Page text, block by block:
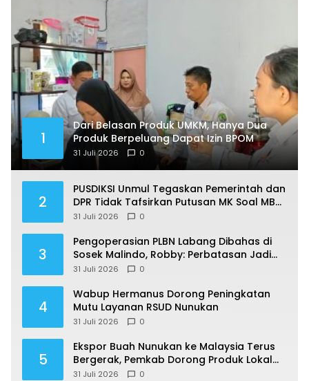
1
Dari Belasan Produk UMKM, Hanya Dua
Produk Berpeluang Dapat Izin BPOM
31 Juli 2026 0
2
PUSDIKSI Unmul Tegaskan Pemerintah dan
DPR Tidak Tafsirkan Putusan MK Soal MBG
Sesuka Hati
31 Juli 2026 0
3
Pengoperasian PLBN Labang Dibahas di
Sosek Malindo, Robby: Perbatasan Jadi
Motor Ekonomi
31 Juli 2026 0
4
Wabup Hermanus Dorong Peningkatan
Mutu Layanan RSUD Nunukan
31 Juli 2026 0
5
Ekspor Buah Nunukan ke Malaysia Terus
Bergerak, Pemkab Dorong Produk Lokal
Naik Kelas
31 Juli 2026 0